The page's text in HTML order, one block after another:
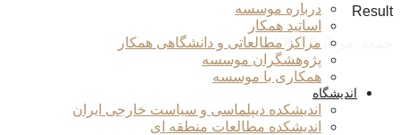
Result
جمعه, مرداد 16, 1405
درباره موسسه
اساتید همکار
مراکز مطالعاتی و دانشگاهی همکار
پژوهشگران موسسه
همکاری با موسسه
اندیشگاه
اندیشکده دیپلماسی و سیاست خارجی ایران
اندیشکده مطالعات منطقه ای